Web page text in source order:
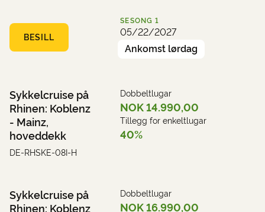
BESILL
Sykkelcruise på
Rhinen: Koblenz
- Mainz,
hoveddekk
DE-RHSKE-08I-H
Sykkelcruise på
Rhinen: Koblenz
SESONG 1
05/22/2027
Ankomst lørdag
Dobbeltlugar
NOK 14.990,00
Tillegg for enkeltlugar
40%
Dobbeltlugar
NOK 16.990,00